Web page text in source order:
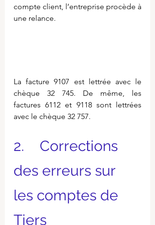
compte client, l’entreprise procède à
une relance.
La facture 9107 est lettrée avec le
chèque 32 745. De même, les
factures 6112 et 9118 sont lettrées
avec le chèque 32 757.
2.    Corrections
des erreurs sur
les comptes de
Tiers